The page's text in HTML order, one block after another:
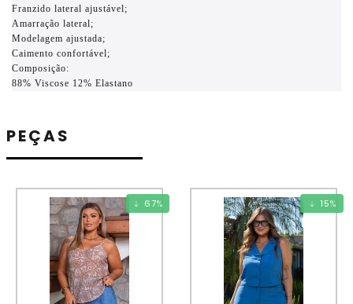
Franzido lateral ajustável;
Amarração lateral;
Modelagem ajustada;
Caimento confortável;
Composição:
88% Viscose 12% Elastano
PEÇAS
67% 15%